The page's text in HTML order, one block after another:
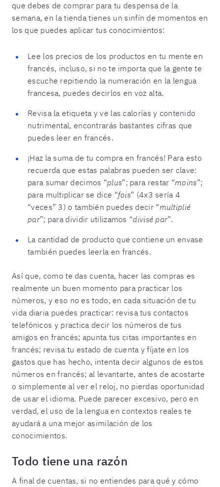
que debes de comprar para tu despensa de la
semana, en la tienda tienes un sinfín de momentos en
los que puedes aplicar tus conocimientos:
Lee los precios de los productos en tu mente en
francés, incluso, si no te importa que la gente te
escuche repitiendo la numeración en la lengua
francesa, puedes decirlos en voz alta.
Revisa la etiqueta y ve las calorías y contenido
nutrimental, encontrarás bastantes cifras que
puedes leer en francés.
¡Haz la suma de tu compra en francés! Para esto
recuerda que estas palabras pueden ser clave:
para sumar decimos “plus”; para restar “moins”;
para multiplicar se dice “fois” (4x3 sería 4
“veces” 3) o también puedes decir “multiplié
par”; para dividir utilizamos “divisé par”.
La cantidad de producto que contiene un envase
también puedes leerla en francés.
Así que, como te das cuenta, hacer las compras es
realmente un buen momento para practicar los
números, y eso no es todo, en cada situación de tu
vida diaria puedes practicar: revisa tus contactos
telefónicos y practica decir los números de tus
amigos en francés; apunta tus citas importantes en
francés; revisa tu estado de cuenta y fíjate en los
gastos que has hecho, intenta decir algunos de estos
números en francés; al levantarte, antes de acostarte
o simplemente al ver el reloj, no pierdas oportunidad
de usar el idioma. Puede parecer excesivo, pero en
verdad, el uso de la lengua en contextos reales te
ayudará a una mejor asimilación de los
conocimientos.
Todo tiene una razón
A final de cuentas, si no entiendes para qué y cómo